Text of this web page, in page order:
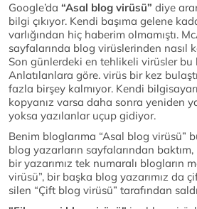
Google’da “Asal blog virüsü” diye
bilgi çıkıyor. Kendi başıma gelene
varlığından hiç haberim olmamıştı.
sayfalarında blog virüslerinden nasıl
Son günlerdeki en tehlikeli virüsler
Anlatılanlara göre. virüs bir kez
fazla birşey kalmıyor. Kendi
kopyanız varsa daha sonra yeniden
yoksa yazılanlar uçup gidiyor.
Benim bloglarıma “Asal blog virüsü”
blog yazarların sayfalarından
bir yazarımız tek numaralı blogların
virüsü”, bir başka blog yazarımız da
silen “Çift blog virüsü” tarafından